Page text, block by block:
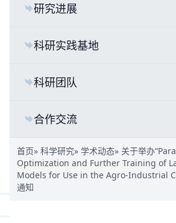
研究进展
科研实践基地
科研团队
合作交流
首页» 科学研究» 学术动态» 关于举办
Optimization and Further Training of
Models for Use in the Agro-Industrial
通知